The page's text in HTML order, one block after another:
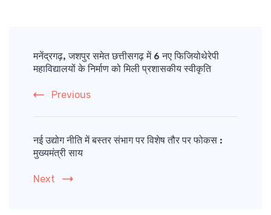
Navigation
मनेंद्रगढ़, जशपुर समेत छत्तीसगढ़ में 6 नए फिजियोथेरेपी
महाविद्यालयों के निर्माण को मिली प्रशासकीय स्वीकृति
Previous
नई उद्योग नीति में बस्तर संभाग पर विशेष तौर पर फोकस :
मुख्यमंत्री साय
Next